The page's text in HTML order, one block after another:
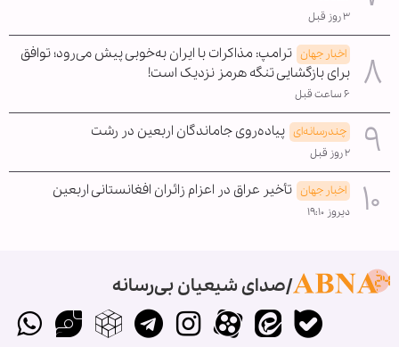
۳ روز قبل
اخبار جهان ترامپ: مذاکرات با ایران به‌خوبی پیش می‌رود؛ توافق
برای بازگشایی تنگه هرمز نزدیک است!
۶ ساعت قبل
چندرسانه‌ای پیاده‌روی جاماندگان اربعین در رشت
۲ روز قبل
اخبار جهان تأخیر عراق در اعزام زائران افغانستانی اربعین
دیروز ۱۹:۱۰
صدای شیعیان بی‌رسانه